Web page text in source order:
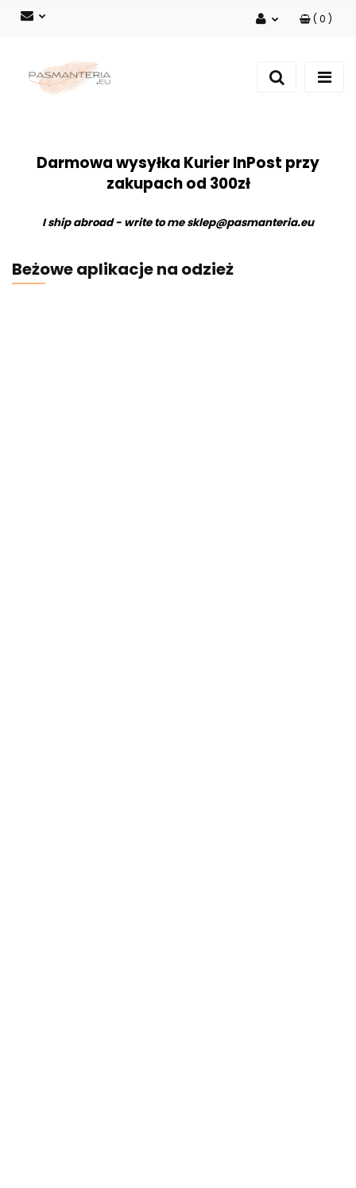
Zarejestruj się
( 0 )
Darmowa wysyłka Kurier InPost przy
zakupach od 300zł
I ship abroad - write to mesklep@pasmanteria.eu
Beżowe aplikacje na odzież